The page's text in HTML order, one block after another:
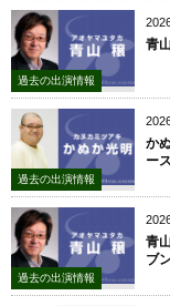
過去の出演情報
青
過去の出演情報
か
ー
過去の出演情報
青
ブ